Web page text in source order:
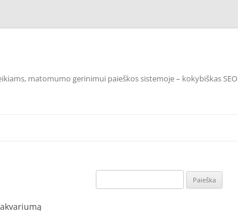
matomumo gerinimui paieškos sistemoje – kokybiškas SEO